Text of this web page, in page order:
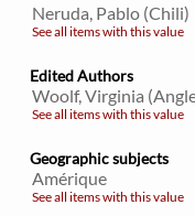
Neruda, Pablo (Chili)
See all items with this value
Edited Authors
Woolf, Virginia
See all items with this value
Geographic subjects
Amérique
See all items with this value